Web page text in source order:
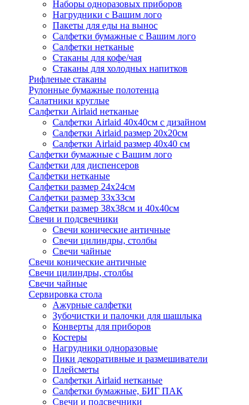
Наборы одноразовых приборов
Нагрудники с Вашим лого
Пакеты для еды на вынос
Салфетки бумажные с Вашим лого
Салфетки нетканые
Стаканы для кофе/чая
Стаканы для холодных напитков
Рифленые стаканы
Рулонные бумажные полотенца
Салатники круглые
Салфетки Airlaid нетканые
Салфетки Airlaid 40х40см с дизайном
Салфетки Airlaid размер 20х20см
Салфетки Airlaid размер 40х40 см
Салфетки бумажные с Вашим лого
Салфетки для диспенсеров
Салфетки нетканые
Салфетки размер 24х24см
Салфетки размер 33х33см
Салфетки размер 38х38см и 40х40см
Свечи и подсвечники
Свечи конические античные
Свечи цилиндры, столбы
Свечи чайные
Свечи конические античные
Свечи цилиндры, столбы
Свечи чайные
Сервировка стола
Ажурные салфетки
Зубочистки и палочки для шашлыка
Конверты для приборов
Костеры
Нагрудники одноразовые
Пики декоративные и размешиватели
Плейсметы
Салфетки Airlaid нетканые
Салфетки бумажные, БИГ ПАК
Свечи и подсвечники